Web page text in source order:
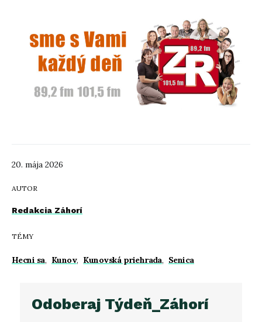
20. mája 2026
AUTOR
Redakcia Záhorí
TÉMY
Hecni sa, Kunov, Kunovská priehrada, Senica
Odoberaj Týdeň_Záhorí